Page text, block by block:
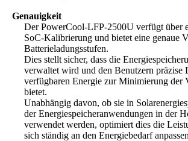
Genauigkeit
Der PowerCool-LFP-2500U verfügt über
SoC-Kalibrierung und bietet eine genaue
Batterieladungsstufen.
Dies stellt sicher, dass die
verwaltet wird und den Benutzern präzise
verfügbaren Energie zur Minimierung der
bietet.
Unabhängig davon, ob sie in
der Energiespeicheranwendungen in der
verwendet werden, optimiert dies die
sich ständig an den Energiebedarf